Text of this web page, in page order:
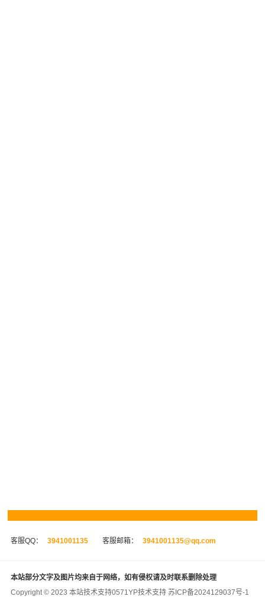
客服QQ： 3941001135 客服邮箱： 3941001135@qq.com
本站部分文字及图片均来自于网络，如有侵权请及时联系删除处理
Copyright © 2023 本站技术支持0571YP技术支持 苏ICP备2024129037号-1